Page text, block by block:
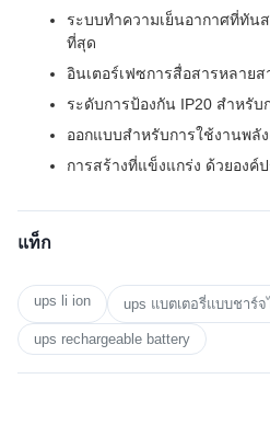
ระบบทําความเย็นอากาศที่ทัน
ที่สุด
อินเตอร์เฟซการสื่อสารหลายส
ระดับการป้องกัน IP20 สําหรับ
ออกแบบสําหรับการใช้งานพลั
การสร้างที่แข็งแกร่ง ด้วยองค์
แท็ก
ups li ion ups แบตเตอรี่แบบชาร์
ups rechargeable battery